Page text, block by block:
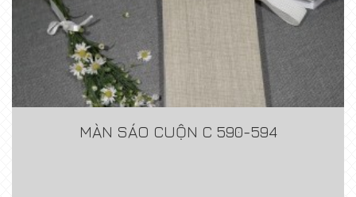
MÀN SÁO CUỘN C 590-594